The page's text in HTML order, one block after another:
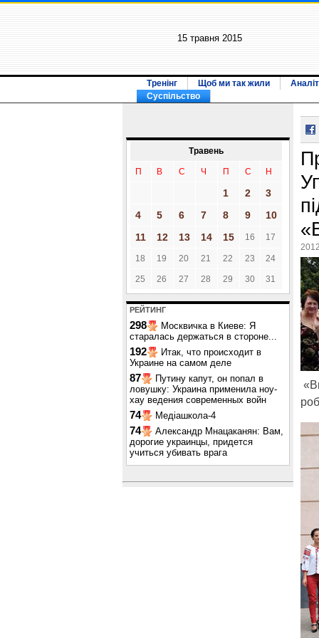
15 травня 2015
Тренінг Щоб ми так жили
Суспільство
Травень
П В С Ч П С Н
1 2
3
4
5 6 7 8 9
10
11
12 13 14 15 16 17
18 19 20 21 22 23 24
25 26 27 28 29 30 31
РЕЙТИНГ
298
Москвичка в Киеве: Я
старалась держаться в стороне...
192
Итак, что происходит в
Украине на самом деле
87
Путину капут, он попал в
ловушку: Украина применила ноу-
хау ведения современных войн
74 Медіашкола-4
74
Александр Мнацаканян: Вам,
дорогие украинцы, придется
учиться убивать врага